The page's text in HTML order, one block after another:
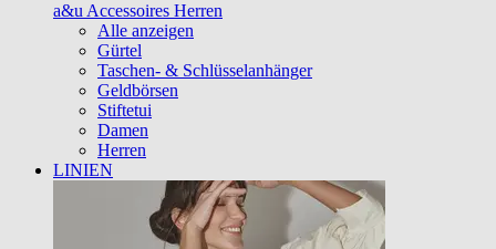
a&u Accessoires Herren
Alle anzeigen
Gürtel
Taschen- & Schlüsselanhänger
Geldbörsen
Stiftetui
Damen
Herren
LINIEN